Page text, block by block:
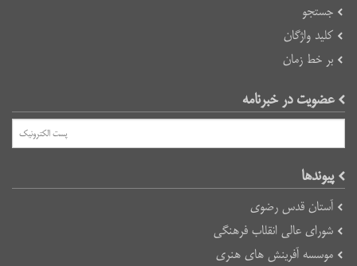
جستجو
کلید واژگان
بر خط زمان
عضویت در خبرنامه
پیوند‌ها
آستان قدس رضوی
شورای عالی انقلاب فرهنگی
موسسه آفرینش های هنری